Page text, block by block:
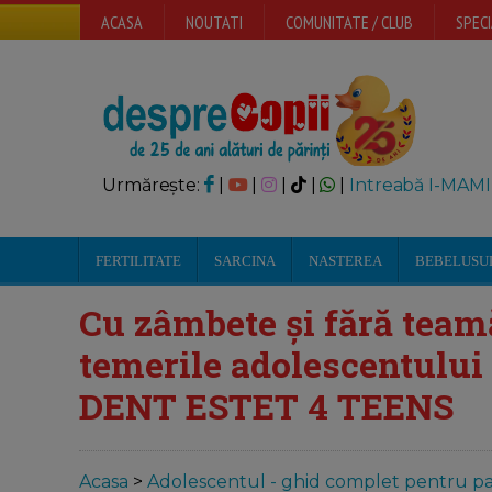
ACASA NOUTATI COMUNITATE / CLUB
Urmărește: | | Intreabă I-MAMI
FERTILITATE SARCINA NASTEREA
Cu zâmbete și fără
temerile
DENT ESTET 4 TEENS
Acasa > Adolescentul - ghid complet pentru